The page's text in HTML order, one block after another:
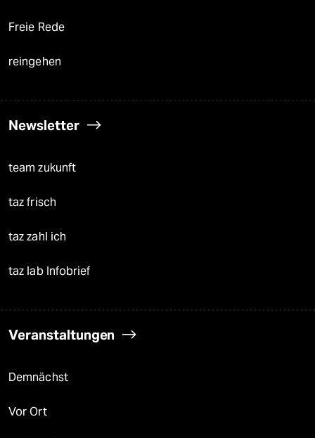
Freie Rede
reingehen
Newsletter
team zukunft
taz frisch
taz zahl ich
taz lab Infobrief
Veranstaltungen
Demnächst
Vor Ort